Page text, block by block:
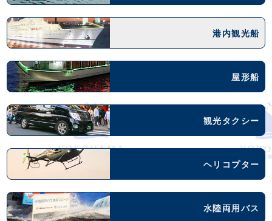
港内観光船
屋形船
観光タクシー
ヘリコプター
水陸両用バス